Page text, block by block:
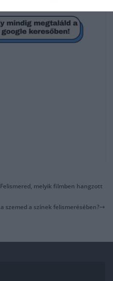
melyik filmben hangzott
szemed a színek felismerésében?